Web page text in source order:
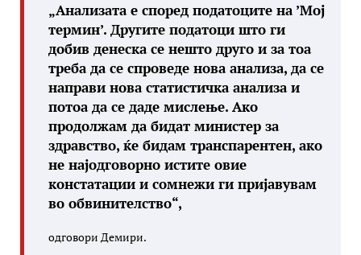
„Анализата е според податоците на ’Мој
термин’. Другите податоци што ги
добив денеска се нешто друго и за тоа
треба да се спроведе нова анализа, да се
направи нова статистичка анализа и
потоа да се даде мислење. Ако
продолжам да бидат министер за
здравство, ќе бидам транспарентен, ако
не најодговорно истите овие
констатации и сомнежи ги пријавувам
во обвинителство“,
одговори Демири.